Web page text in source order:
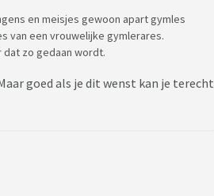
en meisjes gewoon apart gymles
van een vrouwelijke gymlerares.
dat zo gedaan wordt.
goed als je dit wenst kan je terecht